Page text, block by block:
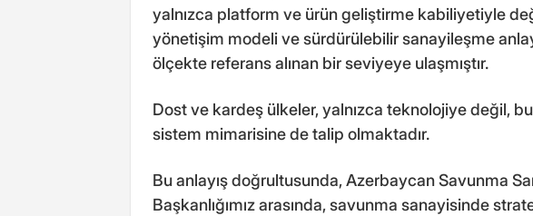
yalnızca platform ve ürün geliştirme kabiliyetiyle
yönetişim modeli ve sürdürülebilir sanayileşme
ölçekte referans alınan bir seviyeye ulaşmıştır.
Dost ve kardeş ülkeler, yalnızca teknolojiye değil,
sistem mimarisine de talip olmaktadır.
Bu anlayış doğrultusunda, Azerbaycan Savunma
Başkanlığımız arasında, savunma sanayisinde